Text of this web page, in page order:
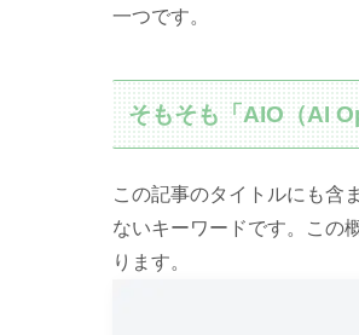
一つです。
そもそも「AIO（AI
この記事のタイトルにも含
ないキーワードです。この
ります。